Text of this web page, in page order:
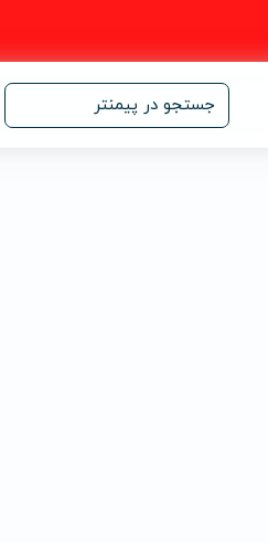
جستجو در پیمنتر